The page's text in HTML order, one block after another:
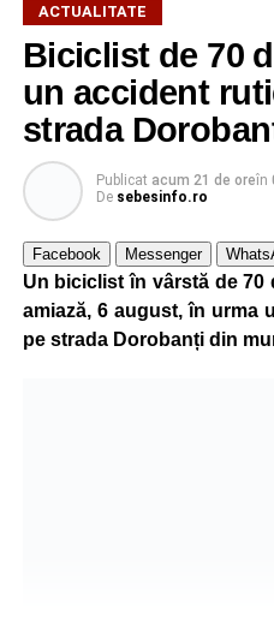
ACTUALITATE
Biciclist de 70
un accident
strada
Publicat acum 21 de oreîn
De sebesinfo.ro
Facebook Messenger
Un biciclist în vârstă de
amiază, 6 august, în urma
pe strada Dorobanți din